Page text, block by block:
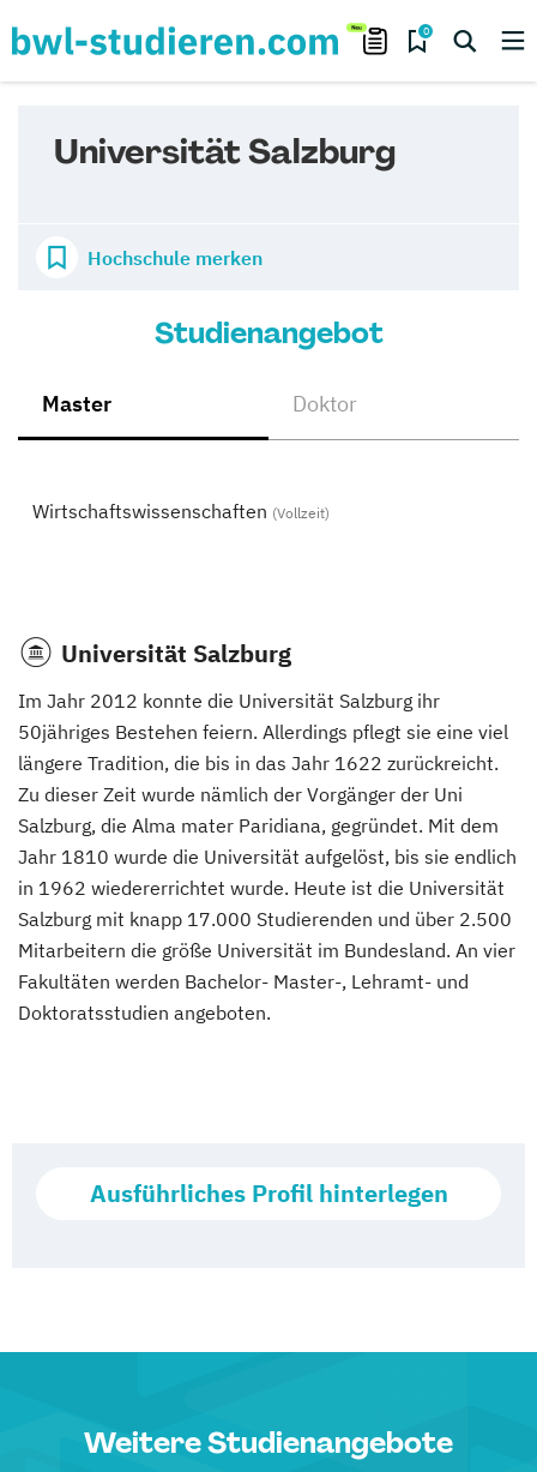
0
Universität Salzburg
Hochschule merken
Studienangebot
Master Doktor
Wirtschaftswissenschaften (Vollzeit)
Universität Salzburg
Im Jahr 2012 konnte die Universität Salzburg ihr
50jähriges Bestehen feiern. Allerdings pflegt sie eine viel
längere Tradition, die bis in das Jahr 1622 zurückreicht.
Zu dieser Zeit wurde nämlich der Vorgänger der Uni
Salzburg, die Alma mater Paridiana, gegründet. Mit dem
Jahr 1810 wurde die Universität aufgelöst, bis sie endlich
in 1962 wiedererrichtet wurde. Heute ist die Universität
Salzburg mit knapp 17.000 Studierenden und über 2.500
Mitarbeitern die größe Universität im Bundesland. An vier
Fakultäten werden Bachelor- Master-, Lehramt- und
Doktoratsstudien angeboten.
Ausführliches Profil hinterlegen
Weitere Studienangebote